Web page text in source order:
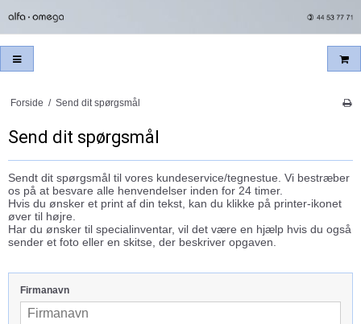
Forside / Send dit spørgsmål
Send dit spørgsmål
Sendt dit spørgsmål til vores kundeservice/tegnestue. Vi bestræber
os på at besvare alle henvendelser inden for 24 timer.
Hvis du ønsker et print af din tekst, kan du klikke på printer-ikonet
øver til højre.
Har du ønsker til specialinventar, vil det være en hjælp hvis du også
sender et foto eller en skitse, der beskriver opgaven.
Firmanavn